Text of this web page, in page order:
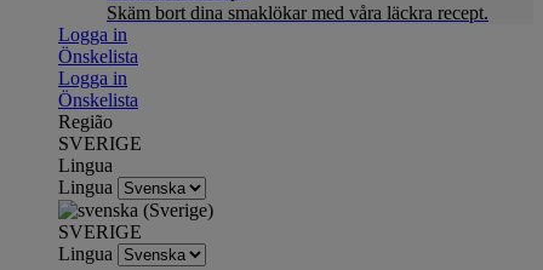
Skäm bort dina smaklökar med våra läckra recept.
Logga in
Önskelista
Logga in
Önskelista
Região
SVERIGE
Lingua
Lingua
SVERIGE
Lingua